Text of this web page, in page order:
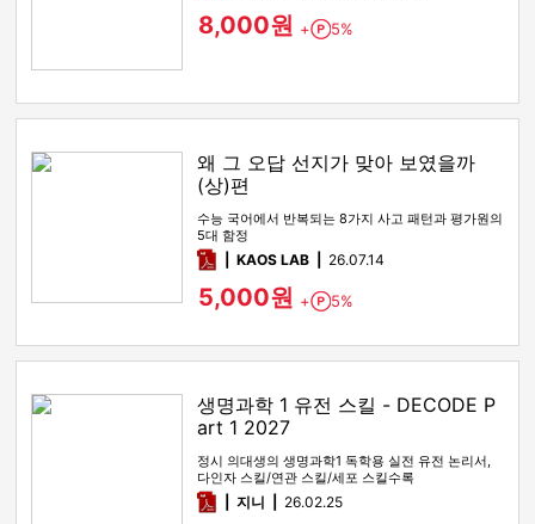
8,000원 + Point
5%
왜 그 오답 선지가 맞아 보였을까
(상)편
수능 국어에서 반복되는 8가지 사고 패턴과 평가원의
5대 함정
pdfKAOS LAB 26.07.14
5,000원 + Point
5%
생명과학 1 유전 스킬 - DECODE P
art 1 2027
정시 의대생의 생명과학1 독학용 실전 유전 논리서,
다인자 스킬/연관 스킬/세포 스킬수록
pdf지니 26.02.25